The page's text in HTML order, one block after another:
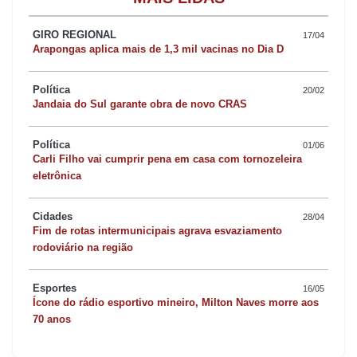
“Temos mantido um ritmo recorde de votações e conquistas.
Implementamos as sessões itinerantes de maneira recorrente,
saindo das quatro paredes da Câmara para estarmos mais
primeiro período legislativo com uma sessão aberta, democrática
e participativa na Facnopar”, completou o presidente. A
Segundo Danylo, depois de passar pelas instituições de ensino
superior, o projeto de descentralização da Câmara vai para
escolas e bairros da cidade.
Outro destaque da noite será a assinatura de um convênio entre
GIRO REGIONAL 17/04
Arapongas aplica mais de 1,3 mil vacinas no Dia D
Política 20/02
Jandaia do Sul garante obra de novo CRAS
Política 01/06
Carli Filho vai cumprir pena em casa com tornozeleira
eletrônica
Cidades 28/04
Fim de rotas intermunicipais agrava esvaziamento
rodoviário na região
Esportes 16/05
Ícone do rádio esportivo mineiro, Milton Naves morre aos
70 anos